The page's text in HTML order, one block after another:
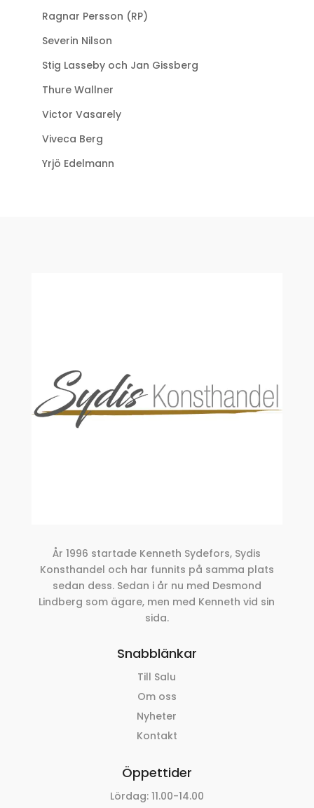
Ragnar Persson (RP)
Severin Nilson
Stig Lasseby och Jan Gissberg
Thure Wallner
Victor Vasarely
Viveca Berg
Yrjö Edelmann
År 1996 startade Kenneth Sydefors, Sydis
Konsthandel och har funnits på samma plats
sedan dess. Sedan i år nu med Desmond
Lindberg som ägare, men med Kenneth vid sin
sida.
Snabblänkar
Till Salu
Om oss
Nyheter
Kontakt
Öppettider
Lördag: 11.00-14.00